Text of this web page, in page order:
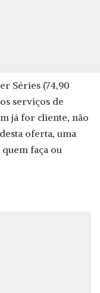
Séries (74,90
serviços de
já for cliente, não
oferta, uma
faça ou